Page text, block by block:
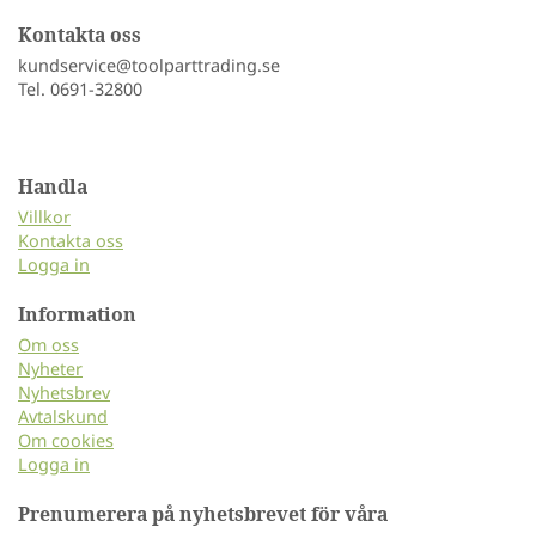
Kontakta oss
kundservice@toolparttrading.se
Tel. 0691-32800
Handla
Villkor
Kontakta oss
Logga in
Information
Om oss
Nyheter
Nyhetsbrev
Avtalskund
Om cookies
Logga in
Prenumerera på nyhetsbrevet för våra